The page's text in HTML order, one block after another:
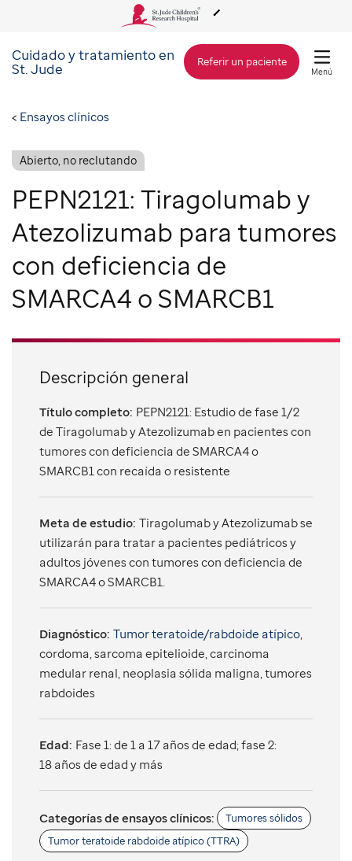
Acerca de St. Jude
Cuidado y tratamiento
Investigación
Alcance Global
Cómo involucrarse
Cuidado y tratamiento en
St. Jude Referir un paciente
Menú
Ensayos clínicos
Abierto, no reclutando
PEPN2121: Tiragolumab y
Atezolizumab para tumores
con deficiencia de
SMARCA4 o SMARCB1
Descripción general
Título completo: PEPN2121: Estudio de fase 1/2
de Tiragolumab y Atezolizumab en pacientes con
tumores con deficiencia de SMARCA4 o
SMARCB1 con recaída o resistente
Meta de estudio: Tiragolumab y Atezolizumab se
utilizarán para tratar a pacientes pediátricos y
adultos jóvenes con tumores con deficiencia de
SMARCA4 o SMARCB1.
Diagnóstico: Tumor teratoide/rabdoide atípico,
cordoma, sarcoma epitelioide, carcinoma
medular renal, neoplasia sólida maligna, tumores
rabdoides
Edad: Fase 1: de 1 a 17 años de edad; fase 2:
18 años de edad y más
Categorías de ensayos clínicos:
Tumores sólidos
Tumor teratoide rabdoide atípico (TTRA)